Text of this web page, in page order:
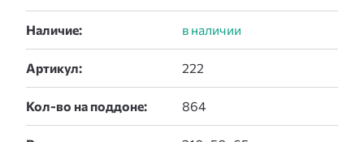
Наличие:
Артикул:
Кол-во на поддоне: